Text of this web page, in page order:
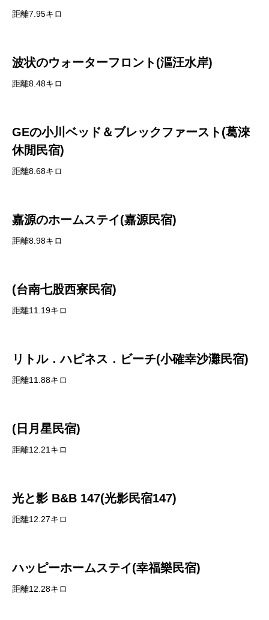
距離7.95キロ
波状のウォーターフロント(漚汪水岸)
距離8.48キロ
GEの小川ベッド＆ブレックファースト(葛淶
休閒民宿)
距離8.68キロ
嘉源のホームステイ(嘉源民宿)
距離8.98キロ
(台南七股西寮民宿)
距離11.19キロ
リトル．ハピネス．ビーチ(小確幸沙灘民宿)
距離11.88キロ
(日月星民宿)
距離12.21キロ
光と影 B&B 147(光影民宿147)
距離12.27キロ
ハッピーホームステイ(幸福樂民宿)
距離12.28キロ